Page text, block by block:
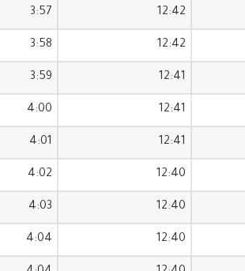
12:42
3:57
12:42
3:58
12:41
3:59
12:41
4:00
12:41
4:01
12:40
4:02
12:40
4:03
12:40
4:04